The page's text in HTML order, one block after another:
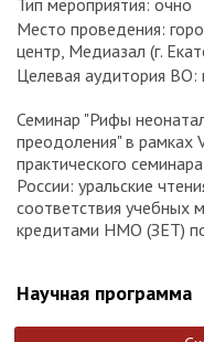
Тип мероприятия: очно
Место проведения:
центр, Медиазал (г.
Целевая аудитория ВО:
Семинар "Рифы
преодоления" в рамках
практического
России: уральские
соответствия учебных
кредитами НМО (ЗЕТ) по
Научная программа